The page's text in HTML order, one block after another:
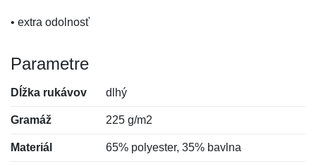
• extra odolnosť
Parametre
Dĺžka rukávov dlhý
Gramáž 225 g/m2
Materiál 65% polyester, 35% bavlna